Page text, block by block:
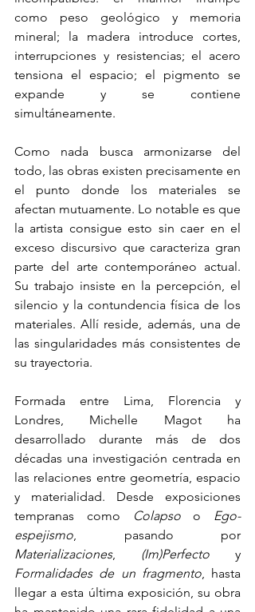
como peso geológico y memoria
mineral; la madera introduce cortes,
interrupciones y resistencias; el acero
tensiona el espacio; el pigmento se
expande y se contiene
simultáneamente.
Como nada busca armonizarse del
todo, las obras existen precisamente en
el punto donde los materiales se
afectan mutuamente. Lo notable es que
la artista consigue esto sin caer en el
exceso discursivo que caracteriza gran
parte del arte contemporáneo actual.
Su trabajo insiste en la percepción, el
silencio y la contundencia física de los
materiales. Allí reside, además, una de
las singularidades más consistentes de
su trayectoria.
Formada entre Lima, Florencia y
Londres, Michelle Magot ha
desarrollado durante más de dos
décadas una investigación centrada en
las relaciones entre geometría, espacio
y materialidad. Desde exposiciones
tempranas como
Colapso o Ego-
espejismo
Materializaciones, (Im)Perfecto
Formalidades de un fragmento, hasta
llegar a esta última exposición, su obra